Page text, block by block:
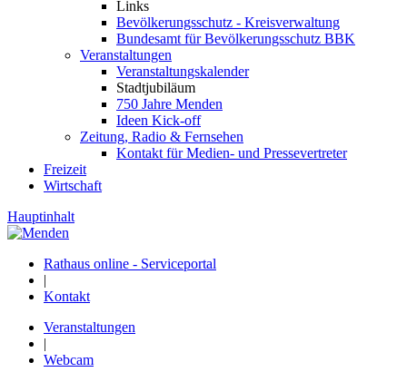
Links
Bevölkerungsschutz - Kreisverwaltung
Bundesamt für Bevölkerungsschutz BBK
Veranstaltungen
Veranstaltungskalender
Stadtjubiläum
750 Jahre Menden
Ideen Kick-off
Zeitung, Radio & Fernsehen
Kontakt für Medien- und Pressevertreter
Freizeit
Wirtschaft
Hauptinhalt
Rathaus online - Serviceportal
|
Kontakt
Veranstaltungen
|
Webcam